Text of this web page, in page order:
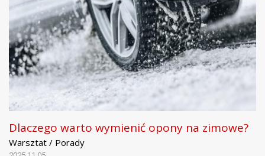
Dlaczego warto wymienić opony na zimowe?
Warsztat / Porady